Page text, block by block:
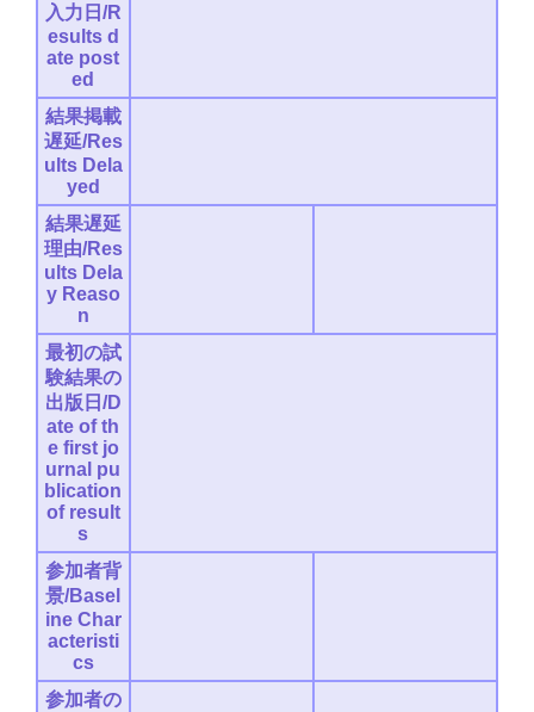
入力日/R
esults d
ate post
ed
結果掲載
遅延/Res
ults Dela
yed
結果遅延
理由/Res
ults Dela
y Reaso
n
最初の試
験結果の
出版日/D
ate of th
e first jo
urnal pu
blication
of result
s
参加者背
景/Basel
ine Char
acteristi
cs
参加者の